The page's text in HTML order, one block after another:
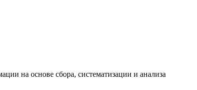
на основе сбора, систематизации и анализа